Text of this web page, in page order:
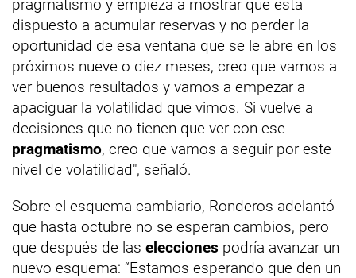
pragmatismo y empieza a mostrar que está
dispuesto a acumular reservas y no perder la
oportunidad de esa ventana que se le abre en los
próximos nueve o diez meses, creo que vamos a
ver buenos resultados y vamos a empezar a
apaciguar la volatilidad que vimos. Si vuelve a
decisiones que no tienen que ver con ese
pragmatismo, creo que vamos a seguir por este
nivel de volatilidad", señaló.
Sobre el esquema cambiario, Ronderos adelantó
que hasta octubre no se esperan cambios, pero
que después de las elecciones podría avanzar un
nuevo esquema: “Estamos esperando que den un